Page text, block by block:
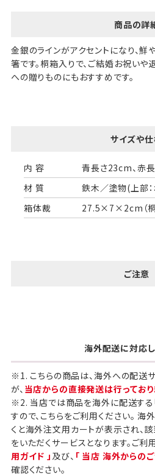
商品の詳
金銀のラインがアクセントになり、
箸です。桐箱入りで、ご結婚お祝い
への贈りものにもおすすめです。
サイズや
内 容
青長さ23cm、赤
材 質
鉄木／塗物(上部：
箱体裁
27.5×7×2cm（桐
ご注意
海外配送に対応
※1. こちらの商品は、海外への配送
が、 当店からの直接発送は行っており
※2. 当店では商品を海外に配送する
すので、こちらをご利用ください。
くと海外注文用カートが表示され、
をいただくサービスとなります。ご利
用ガイド 」 及び、 「 当店 海外からの
確認ください。